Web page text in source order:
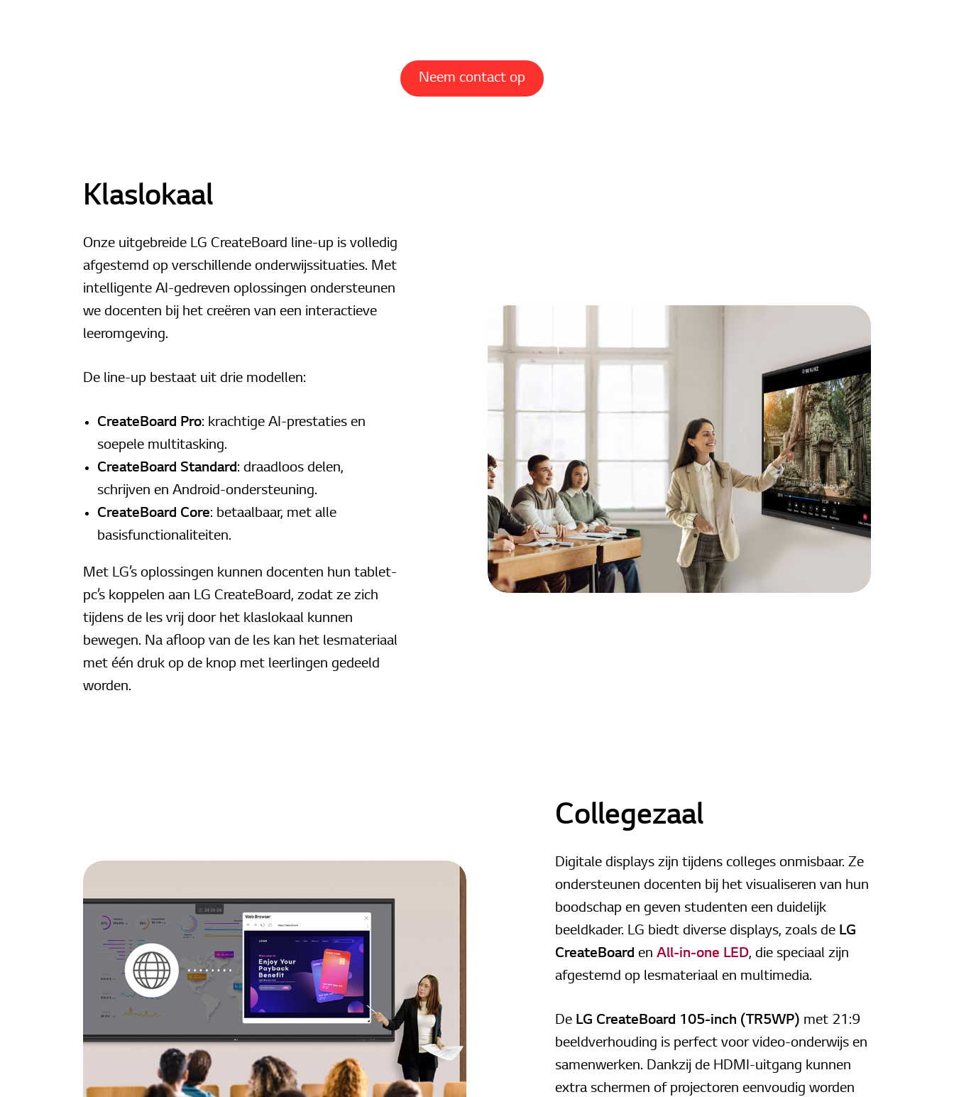
Neem contact op
Klaslokaal
Onze uitgebreide LG CreateBoard line-up is volledig
afgestemd op verschillende onderwijssituaties. Met
intelligente AI-gedreven oplossingen ondersteunen
we docenten bij het creëren van een interactieve
leeromgeving.
De line-up bestaat uit drie modellen:
CreateBoard Pro: krachtige AI-prestaties en
soepele multitasking.
CreateBoard Standard: draadloos delen,
schrijven en Android-ondersteuning.
CreateBoard Core: betaalbaar, met alle
basisfunctionaliteiten.
Met LG’s oplossingen kunnen docenten hun tablet-
pc’s koppelen aan LG CreateBoard, zodat ze zich
tijdens de les vrij door het klaslokaal kunnen
bewegen. Na afloop van de les kan het lesmateriaal
met één druk op de knop met leerlingen gedeeld
worden.
Collegezaal
Digitale displays zijn tijdens colleges onmisbaar. Ze
ondersteunen docenten bij het visualiseren van hun
boodschap en geven studenten een duidelijk
beeldkader. LG biedt diverse displays, zoals de LG
CreateBoard en All-in-one LED, die speciaal zijn
afgestemd op lesmateriaal en multimedia.
De LG CreateBoard 105-inch (TR5WP) met 21:9
beeldverhouding is perfect voor video-onderwijs en
samenwerken. Dankzij de HDMI-uitgang kunnen
extra schermen of projectoren eenvoudig worden